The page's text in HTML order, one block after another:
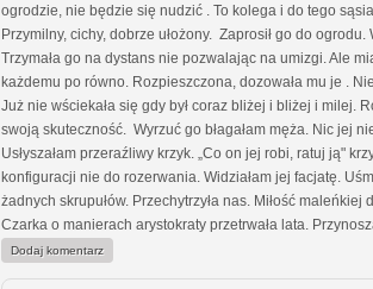
ogrodzie, nie będzie się nudzić . To kolega i do tego
Przymilny, cichy, dobrze ułożony. Zaprosił go do
Trzymała go na dystans nie pozwalając na umizgi. Ale
każdemu po równo. Rozpieszczona, dozowała mu je .
Już nie wściekała się gdy był coraz bliżej i bliżej i milej.
swoją skuteczność. Wyrzuć go błagałam męża. Nic jej
Usłyszałam przeraźliwy krzyk. „Co on jej robi, ratuj ją"
konfiguracji nie do rozerwania. Widziałam jej facjatę.
żadnych skrupułów. Przechytrzyła nas. Miłość
Czarka o manierach arystokraty przetrwała lata.
Dodaj komentarz